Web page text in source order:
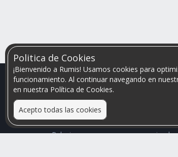
Politica de Cookies
¡Bienvenido a Rumis! Usamos cookies para
funcionamiento. Al continuar navegando en
en nuestra Política de Cookies.
Acepto todas las cookies
Relacionamos personas que